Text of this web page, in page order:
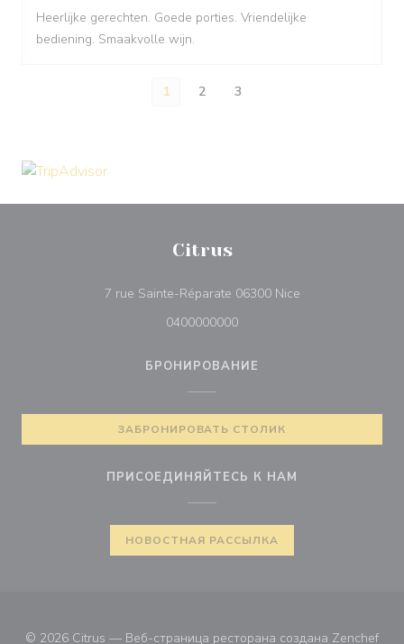
Heerlijke gerechten. Goede porties. Vriendelijke
bediening. Smaakvolle wijn.
1 2 3
Citrus
7 rue Sainte-Réparate 06300 Nice((открывается в
0400000000
БРОНИРОВАНИЕ
ЗАБРОНИРОВАТЬ СТОЛИК
ПРИСОЕДИНЯЙТЕСЬ К НАМ
НОВОСТНАЯ РАССЫЛКА
© 2026 Citrus — Веб-страница ресторана создана Zenchef